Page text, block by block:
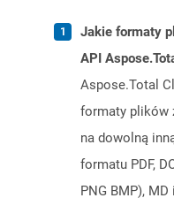
Jakie formaty
API
Aspose.Total
formaty plików
na dowolną
formatu PDF,
PNG BMP),